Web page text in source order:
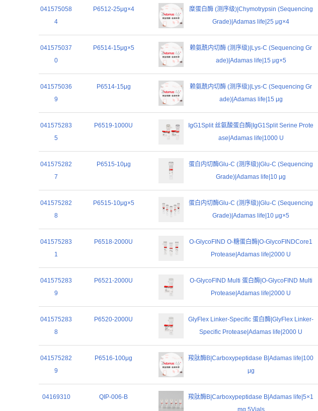
041575058
4
P6512-25μg×4
糜蛋白酶 (测序级)|Chymotrypsin (Sequencing
Grade)|Adamas life|25 μg×4
041575037
0
P6514-15μg×5
赖氨酰内切酶 (测序级)|Lys-C (Sequencing Gr
ade)|Adamas life|15 μg×5
041575036
9
P6514-15μg
赖氨酰内切酶 (测序级)|Lys-C (Sequencing Gr
ade)|Adamas life|15 μg
041575283
5
P6519-1000U
IgG1Split 丝氨酸蛋白酶|IgG1Split Serine Prote
ase|Adamas life|1000 U
041575282
7
P6515-10μg
蛋白内切酶Glu-C (测序级)|Glu-C (Sequencing
Grade)|Adamas life|10 μg
041575282
8
P6515-10μg×5
蛋白内切酶Glu-C (测序级)|Glu-C (Sequencing
Grade)|Adamas life|10 μg×5
041575283
1
P6518-2000U
O-GlycoFIND O-糖蛋白酶|O-GlycoFINDCore1
Protease|Adamas life|2000 U
041575283
9
P6521-2000U
O-GlycoFIND Multi 蛋白酶|O-GlycoFIND Multi
Protease|Adamas life|2000 U
041575283
8
P6520-2000U
GlyFlex Linker-Specific 蛋白酶|GlyFlex Linker-
Specific Protease|Adamas life|2000 U
041575282
9
P6516-100μg
羧肽酶B|Carboxypeptidase B|Adamas life|100
μg
04169310 QIP-006-B
羧肽酶B|Carboxypeptidase B|Adamas life|5×1
mg 5Vials